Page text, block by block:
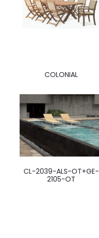
COLONIAL
CL-2039-ALS-OT+GE-
2105-OT